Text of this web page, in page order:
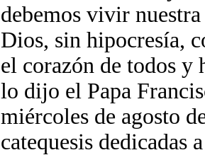
debemos vivir
Dios, sin hipocresía,
el corazón de todos y
lo dijo el Papa
miércoles de agosto
catequesis dedicadas